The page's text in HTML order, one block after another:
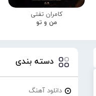
کامران تفتی
من و تو
دسته بندی
دانلود آهنگ